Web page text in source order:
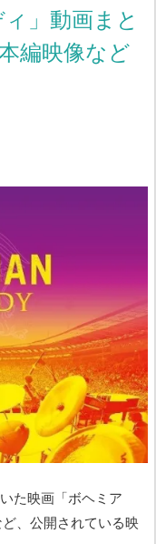
」動画まと
編映像など
た映画「ボヘミア
、公開されている映